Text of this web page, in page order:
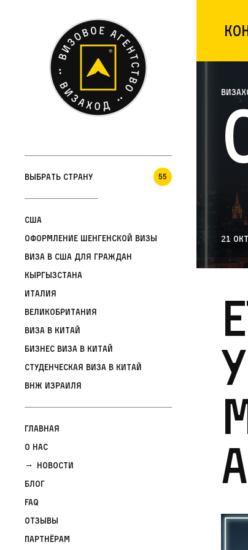
Выбрать страну 55
США
Оформление шенгенской визы
Виза в США для граждан
Кыргызстана
Италия
Великобритания
Виза в Китай
Бизнес виза в Китай
Студенческая виза в Китай
ВНЖ Израиля
Главная
О нас
Новости
Блог
FAQ
Отзывы
Партнёрам
21